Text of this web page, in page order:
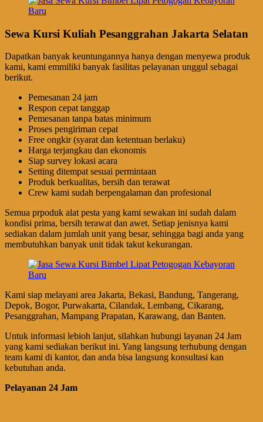
Sewa Kursi Kuliah Pesanggrahan Jakarta Selatan
Dapatkan banyak keuntungannya hanya dengan menyewa produk
kami, kami emmiliki banyak fasilitas pelayanan unggul sebagai
berikut.
Pemesanan 24 jam
Respon cepat tanggap
Pemesanan tanpa batas minimum
Proses pengiriman cepat
Free ongkir (syarat dan ketentuan berlaku)
Harga terjangkau dan ekonomis
Siap survey lokasi acara
Setting ditempat sesuai permintaan
Produk berkualitas, bersih dan terawat
Crew kami sudah berpengalaman dan profesional
Semua prpoduk alat pesta yang kami sewakan ini sudah dalam
kondisi prima, bersih terawat dan awet. Setiap jenisnya kami
sediakan dalam jumlah unit yang besar, sehingga bagi anda yang
membutuhkan banyak unit tidak takut kekurangan.
Kami siap melayani area Jakarta, Bekasi, Bandung, Tangerang,
Depok, Bogor, Purwakarta, Cilandak, Lembang, Cikarang,
Pesanggrahan, Mampang Prapatan, Karawang, dan Banten.
Untuk informasi lebioh lanjut, silahkan hubungi layanan 24 Jam
yang kami sediakan berikut ini. Yang langsung terhubung dengan
team kami di kantor, dan anda bisa langsung konsultasi kan
kebutuhan anda.
Pelayanan 24 Jam